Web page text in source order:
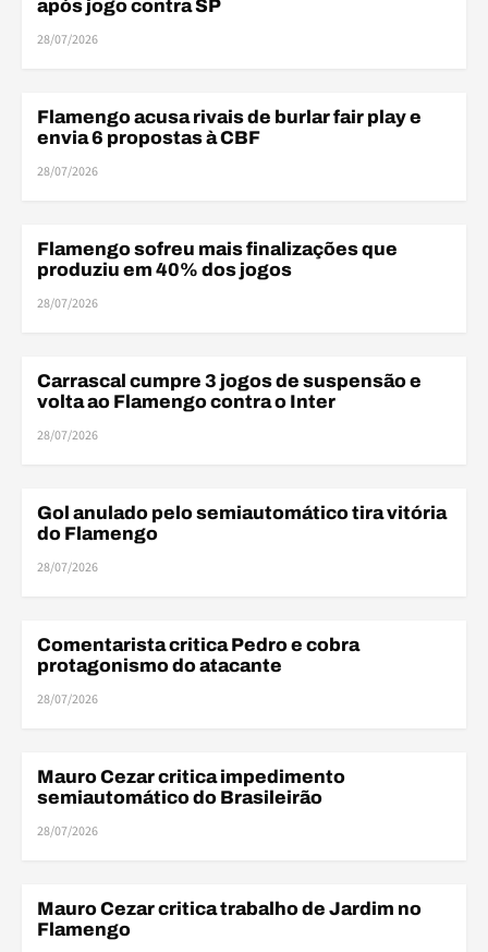
após jogo contra SP
28/07/2026
FINANÇAS
Flamengo acusa rivais de burlar fair play e
envia 6 propostas à CBF
28/07/2026
BRASILEIRÃO
Flamengo sofreu mais finalizações que
produziu em 40% dos jogos
28/07/2026
BRASILEIRÃO
Carrascal cumpre 3 jogos de suspensão e
volta ao Flamengo contra o Inter
28/07/2026
ARBITRAGEM
Gol anulado pelo semiautomático tira vitória
do Flamengo
28/07/2026
ELENCO
Comentarista critica Pedro e cobra
protagonismo do atacante
28/07/2026
ARBITRAGEM
Mauro Cezar critica impedimento
semiautomático do Brasileirão
28/07/2026
ELENCO
Mauro Cezar critica trabalho de Jardim no
Flamengo